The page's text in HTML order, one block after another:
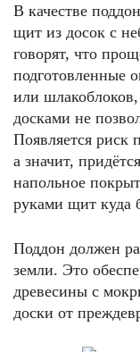
В качестве
щит из досок с
говорят, что
подготовленные
или
досками не
Появляется риск
а значит,
напольное
руками щит куда
Поддон должен
земли. Это
древесины с
доски от